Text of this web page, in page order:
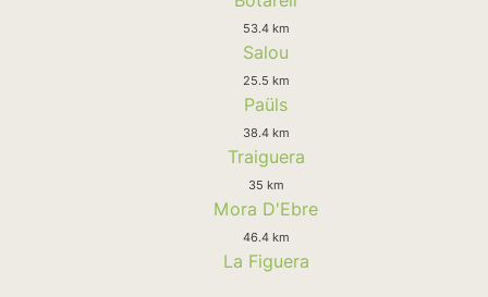
53.4 km
Salou
25.5 km
Paüls
38.4 km
Traiguera
35 km
Mora D'Ebre
46.4 km
La Figuera